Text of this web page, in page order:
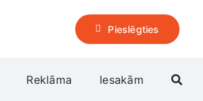
Pieslēgties
Reklāma Iesakām